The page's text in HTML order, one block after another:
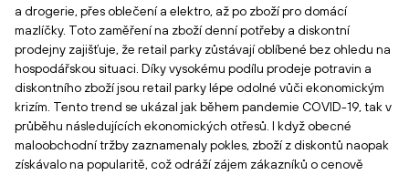
a drogerie, přes oblečení a elektro, až po zboží pro domácí
mazlíčky. Toto zaměření na zboží denní potřeby a diskontní
prodejny zajišťuje, že retail parky zůstávají oblíbené bez ohledu na
hospodářskou situaci. Díky vysokému podílu prodeje potravin a
diskontního zboží jsou retail parky lépe odolné vůči ekonomickým
krizím. Tento trend se ukázal jak během pandemie COVID-19, tak v
průběhu následujících ekonomických otřesů. I když obecné
maloobchodní tržby zaznamenaly pokles, zboží z diskontů naopak
získávalo na popularitě, což odráží zájem zákazníků o cenově